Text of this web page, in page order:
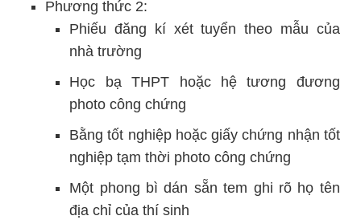
Phương thức 2:
Phiếu đăng kí xét tuyển theo mẫu của
nhà trường
Học bạ THPT hoặc hệ tương đương
photo công chứng
Bằng tốt nghiệp hoặc giấy chứng nhận tốt
nghiệp tạm thời photo công chứng
Một phong bì dán sẵn tem ghi rõ họ tên
địa chỉ của thí sinh